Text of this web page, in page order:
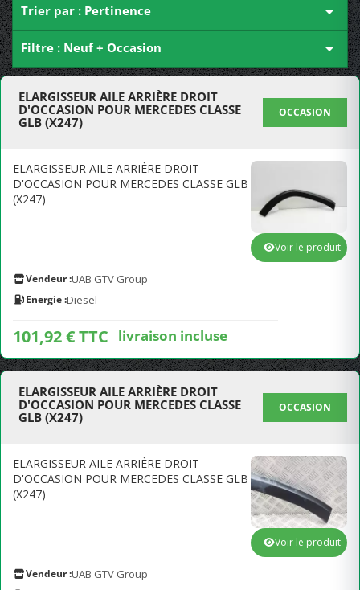
Trier par : Pertinence 
Filtre : Neuf + Occasion 
ELARGISSEUR AILE ARRIÈRE DROIT
D'OCCASION POUR MERCEDES CLASSE
GLB (X247)
OCCASION
ELARGISSEUR AILE ARRIÈRE DROIT
D'OCCASION POUR MERCEDES CLASSE GLB
(X247)
Vendeur :UAB GTV Group
Energie :Diesel
101,92 € TTC livraison incluse
Voir le produit
ELARGISSEUR AILE ARRIÈRE DROIT
D'OCCASION POUR MERCEDES CLASSE
GLB (X247)
OCCASION
ELARGISSEUR AILE ARRIÈRE DROIT
D'OCCASION POUR MERCEDES CLASSE GLB
(X247)
Vendeur :UAB GTV Group
Voir le produit